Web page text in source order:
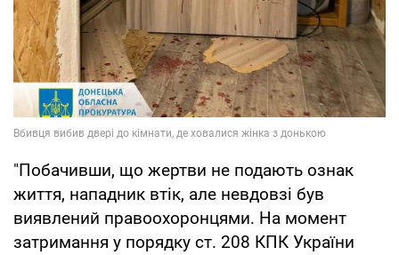
"Побачивши, що жертви не подають ознак
життя, нападник втік, але невдовзі був
виявлений правоохоронцями. На момент
затримання у порядку ст. 208 КПК України